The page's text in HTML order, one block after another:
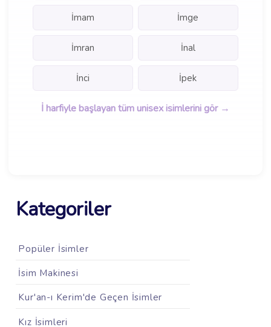
İmam İmge
İmran İnal
İnci İpek
İ harfiyle başlayan tüm unisex isimlerini gör →
Kategoriler
Popüler İsimler
İsim Makinesi
Kur'an-ı Kerim'de Geçen İsimler
Kız İsimleri